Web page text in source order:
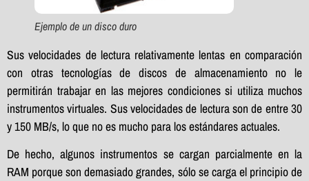
Ejemplo de un disco duro
Sus velocidades de lectura relativamente lentas en comparación
con otras tecnologías de discos de almacenamiento no le
permitirán trabajar en las mejores condiciones si utiliza muchos
instrumentos virtuales. Sus velocidades de lectura son de entre 30
y 150 MB/s, lo que no es mucho para los estándares actuales.
De hecho, algunos instrumentos se cargan parcialmente en la
RAM porque son demasiado grandes, sólo se carga el principio de